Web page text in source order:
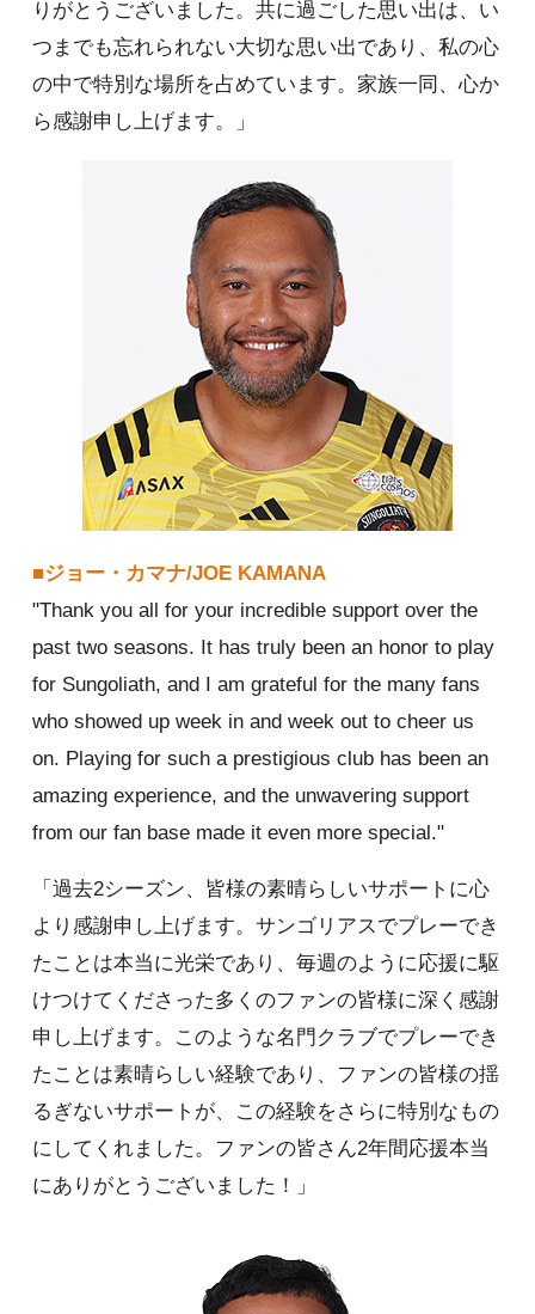
りがとうございました。共に過ごした思い出は、い
つまでも忘れられない大切な思い出であり、私の心
の中で特別な場所を占めています。家族一同、心か
ら感謝申し上げます。」
■ジョー・カマナ/JOE KAMANA
"Thank you all for your incredible support over the
past two seasons. It has truly been an honor to play
for Sungoliath, and I am grateful for the many fans
who showed up week in and week out to cheer us
on. Playing for such a prestigious club has been an
amazing experience, and the unwavering support
from our fan base made it even more special."
「過去2シーズン、皆様の素晴らしいサポートに心
より感謝申し上げます。サンゴリアスでプレーでき
たことは本当に光栄であり、毎週のように応援に駆
けつけてくださった多くのファンの皆様に深く感謝
申し上げます。このような名門クラブでプレーでき
たことは素晴らしい経験であり、ファンの皆様の揺
るぎないサポートが、この経験をさらに特別なもの
にしてくれました。ファンの皆さん2年間応援本当
にありがとうございました！」